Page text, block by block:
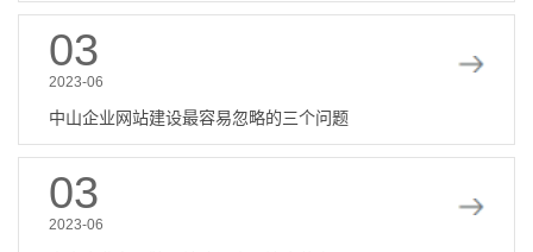
03
2023-06
中山企业网站建设最容易忽略的三个问题
03
2023-06